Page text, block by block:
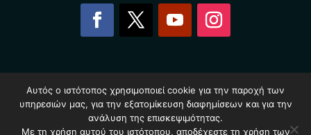
Επιχειρήσεων Ελλάδας – Greekonline.gr. All Rights
Reserved.
Όροι & Προυποθέσεις–Προστασία Προσωπικών
Αυτός ο ιστότοπος χρησιμοποιεί cookie για την παροχή των
υπηρεσιών μας, για την εξατομίκευση διαφημίσεων και για την
ανάλυση της επισκεψιμότητας.
Με τη χρήση αυτού του ιστότοπου, αποδέχεστε τη χρήση των